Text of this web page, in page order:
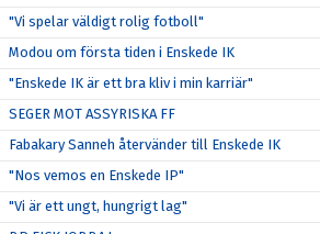
"Vi spelar väldigt rolig fotboll"
Modou om första tiden i Enskede IK
"Enskede IK är ett bra kliv i min karriär"
SEGER MOT ASSYRISKA FF
Fabakary Sanneh återvänder till Enskede IK
"Nos vemos en Enskede IP"
"Vi är ett ungt, hungrigt lag"